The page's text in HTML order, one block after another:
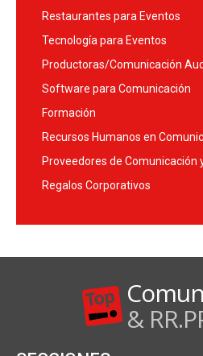
Restaurantes para Eventos
Tecnología para Eventos
Productoras/Comunicación
Software para Comunicación
Formación
Recursos Humanos en
Proveedores de Comunicación
Regalos Corporativos
&